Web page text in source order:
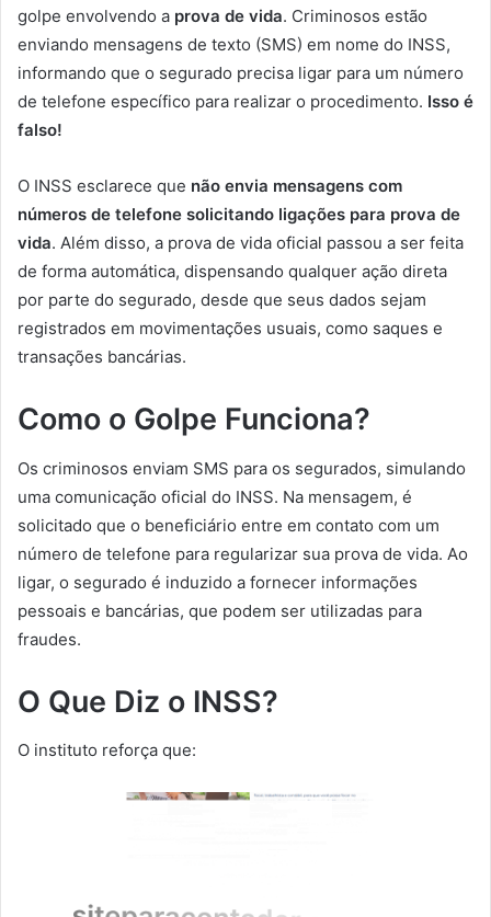
golpe envolvendo a prova de vida. Criminosos estão
enviando mensagens de texto (SMS) em nome do INSS,
informando que o segurado precisa ligar para um número
de telefone específico para realizar o procedimento. Isso é
falso!
O INSS esclarece que não envia mensagens com
números de telefone solicitando ligações para prova de
vida. Além disso, a prova de vida oficial passou a ser feita
de forma automática, dispensando qualquer ação direta
por parte do segurado, desde que seus dados sejam
registrados em movimentações usuais, como saques e
transações bancárias.
Como o Golpe Funciona?
Os criminosos enviam SMS para os segurados, simulando
uma comunicação oficial do INSS. Na mensagem, é
solicitado que o beneficiário entre em contato com um
número de telefone para regularizar sua prova de vida. Ao
ligar, o segurado é induzido a fornecer informações
pessoais e bancárias, que podem ser utilizadas para
fraudes.
O Que Diz o INSS?
O instituto reforça que: